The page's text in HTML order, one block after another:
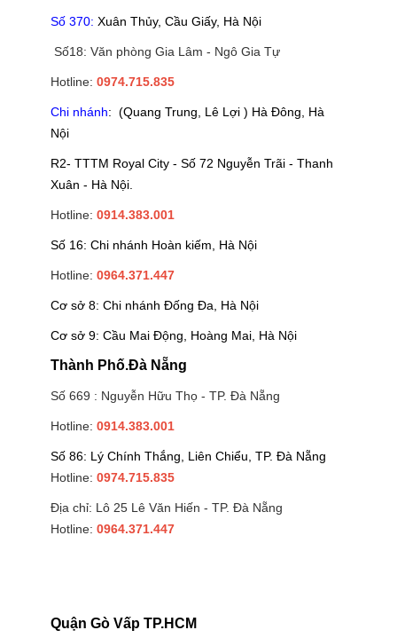
Số 370: Xuân Thủy, Cầu Giấy, Hà Nội
Số18: Văn phòng Gia Lâm - Ngô Gia Tự
Hotline: 0974.715.835
Chi nhánh: (Quang Trung, Lê Lợi ) Hà Đông, Hà
Nội
R2- TTTM Royal City - Số 72 Nguyễn Trãi - Thanh
Xuân - Hà Nội.
Hotline: 0914.383.001
Số 16: Chi nhánh Hoàn kiếm, Hà Nội
Hotline: 0964.371.447
Cơ sở 8: Chi nhánh Đống Đa, Hà Nội
Cơ sở 9: Cầu Mai Động, Hoàng Mai, Hà Nội
Thành Phố.Đà Nẵng
Số 669 : Nguyễn Hữu Thọ - TP. Đà Nẵng
Hotline: 0914.383.001
Số 86: Lý Chính Thắng, Liên Chiểu, TP. Đà Nẵng
Hotline: 0974.715.835
Địa chỉ: Lô 25 Lê Văn Hiến - TP. Đà Nẵng
Hotline: 0964.371.447
Quận Gò Vấp TP.HCM